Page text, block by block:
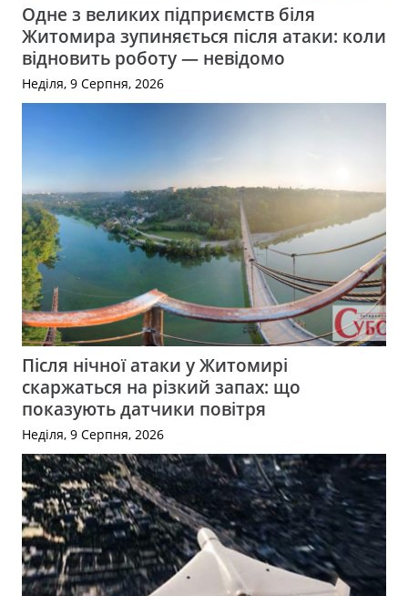
Одне з великих підприємств біля
Житомира зупиняється після атаки: коли
відновить роботу — невідомо
Неділя, 9 Серпня, 2026
Після нічної атаки у Житомирі
скаржаться на різкий запах: що
показують датчики повітря
Неділя, 9 Серпня, 2026